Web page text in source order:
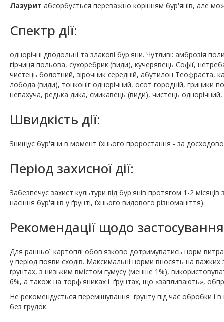
Лазурит абсорбується переважно корінням бур'янів, але
Спектр дії:
однорічні дводольні та злакові бур'яни. Чутливі: амброзія
гірчиця польова, сухоребрик (види), кучерявець Софії,
чистець болотний, зірочник середній, абутилон Теофраста,
лобода (види), тонконіг однорічний, осот городній, грицики
непахуча, редька дика, смикавець (види), чистець
Швидкість дії:
Знищує бур'яни в момент їхнього проростання - за
Період захисної дії:
Забезпечує захист культури від бур'янів протягом 1-2
насіння бур'янів у ґрунті, їхнього видового різноманіття).
Рекомендації щодо
Для ранньої картоплі обов'язково дотримуватись норм
у період появи сходів. Максимальні норми вносять на важких
ґрунтах, з низьким вмістом гумусу (менше 1%),
6%, а також на торф'яниках і ґрунтах, що «запливають»,
Не рекомендується перемішування ґрунту під час обробки і
без грудок.